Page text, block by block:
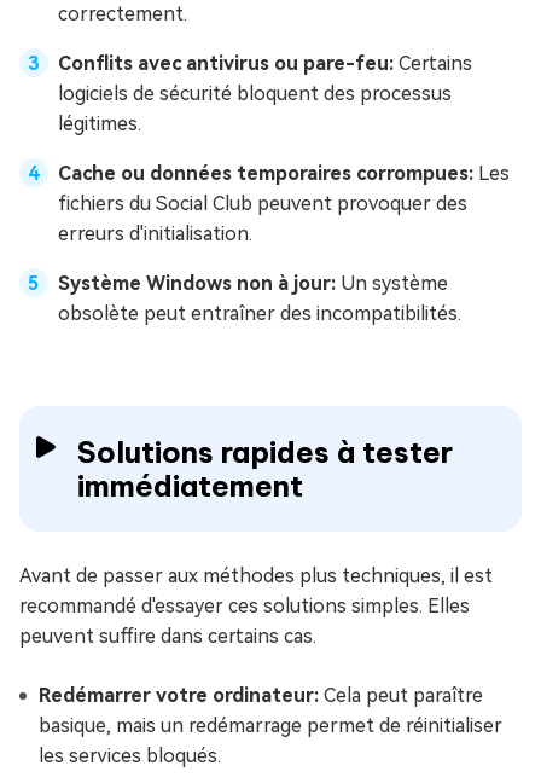
correctement.
Conflits avec antivirus ou pare-feu: Certains
logiciels de sécurité bloquent des processus
légitimes.
Cache ou données temporaires corrompues: Les
fichiers du Social Club peuvent provoquer des
erreurs d'initialisation.
Système Windows non à jour: Un système
obsolète peut entraîner des incompatibilités.
Solutions rapides à tester
immédiatement
Avant de passer aux méthodes plus techniques, il est
recommandé d'essayer ces solutions simples. Elles
peuvent suffire dans certains cas.
Redémarrer votre ordinateur: Cela peut paraître
basique, mais un redémarrage permet de réinitialiser
les services bloqués.